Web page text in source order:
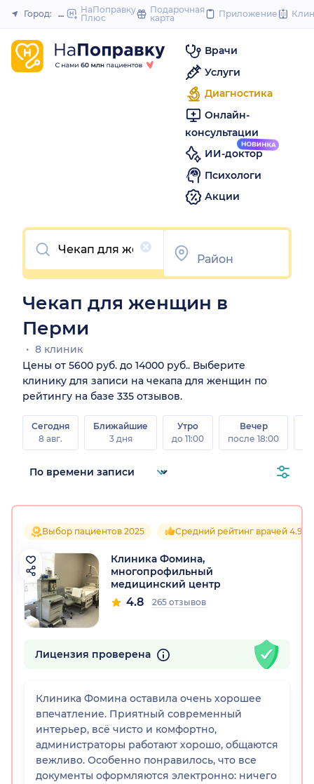
to
Закрыть
Город: ПермьНаПоправку
Плюс
Подарочная
карта
Приложение
Врачи
Услуги
Диагностика
Онлайн-
консультации
ИИ-доктор
Психологи
Акции
Очистить
Чекап для женщин в
Перми
8 клиник
Цены от 5600 руб. до 14000 руб.. Выберите
клинику для записи на чекапа для женщин по
рейтингу на базе 335 отзывов.
Сегодня
8 авг.
Ближайшие
3 дня
Утро
до 11:00
Вечер
после 18:00
Выбор пациентов 2025 Средний рейтинг врачей 4.9
Клиника Фомина,
многопрофильный
медицинский центр
4.8 265 отзывов
Лицензия проверена
Клиника Фомина оставила очень хорошее
впечатление. Приятный современный
интерьер, всё чисто и комфортно,
администраторы работают хорошо, общаются
вежливо. Особенно понравилось, что все
документы оформляются электронно: ничего